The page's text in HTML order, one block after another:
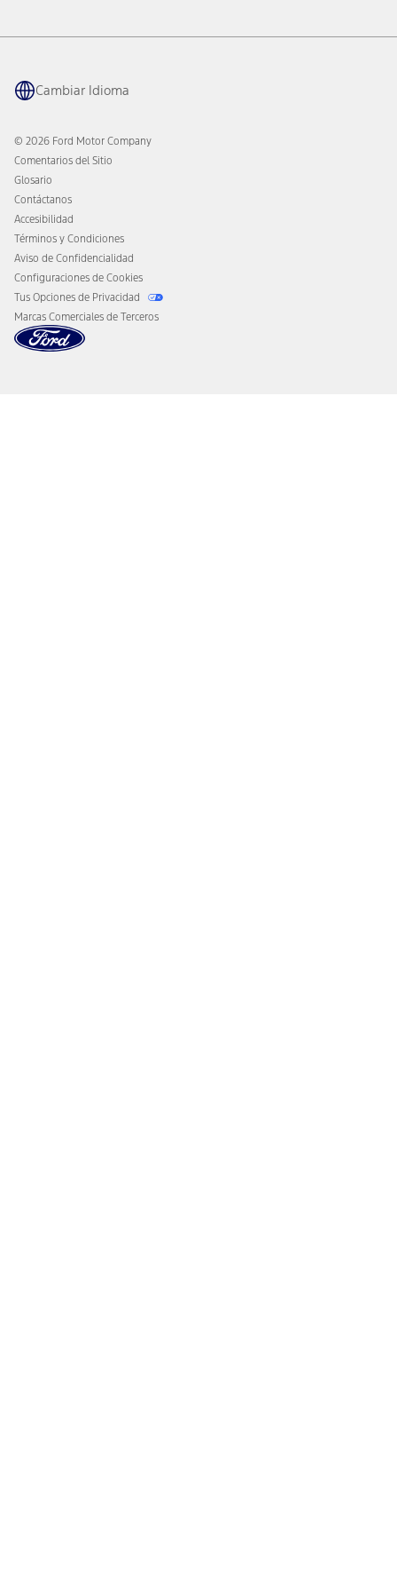
Beneficios para Propietarios
Ford Heritage Vault
Cupones y Ofertas
Aviso al Consumidor de California
Desconectar el Acceso Remoto al Vehículo
Cambiar Idioma
© 2026 Ford Motor Company
Comentarios del Sitio
Glosario
Contáctanos
Accesibilidad
Términos y Condiciones
Aviso de Confidencialidad
Configuraciones de Cookies
Tus Opciones de Privacidad
Marcas Comerciales de Terceros